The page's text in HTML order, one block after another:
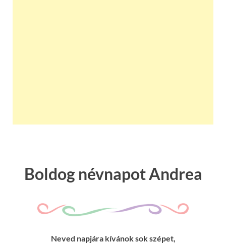
Boldog névnapot Andrea
Neved napjára kívánok sok szépet,